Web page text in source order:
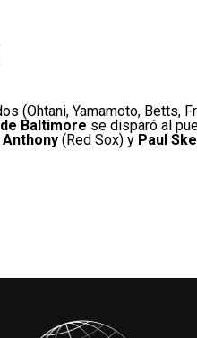
(Ohtani, Yamamoto, Betts,
Baltimore se disparó al
Anthony (Red Sox) y Paul